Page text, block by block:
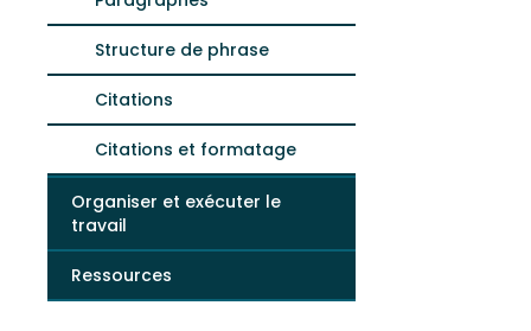
Structure de phrase
Citations
Citations et formatage
Organiser et exécuter le
travail
Ressources